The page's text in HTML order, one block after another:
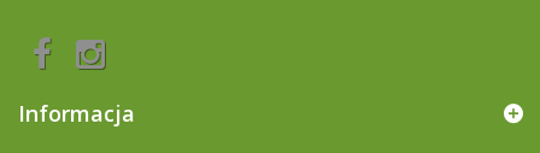
Informacja